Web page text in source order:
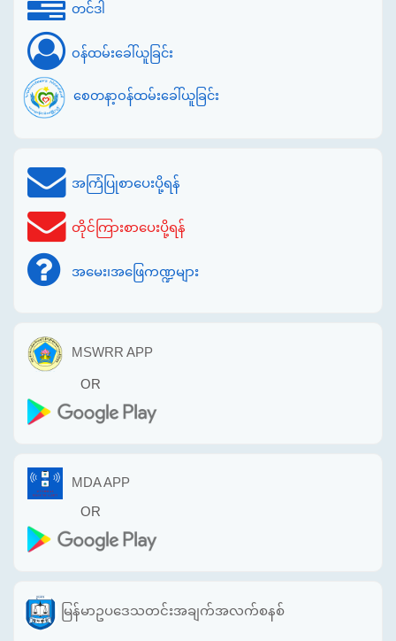
တင်ဒါ
ဝန်ထမ်းခေါ်ယူခြင်း
စေတနာ့ဝန်ထမ်းခေါ်ယူခြင်း
အကြံပြုစာပေးပို့ရန်
တိုင်ကြားစာပေးပို့ရန်
အမေး၊အဖြေကဏ္ဍများ
MSWRR APP
OR
MDA APP
OR
မြန်မာဥပဒေသတင်းအချက်အလက်စနစ်